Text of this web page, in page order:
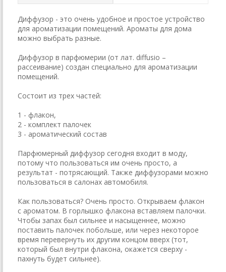
Диффузор - это очень удобное и простое устройство
для ароматизации помещений. Ароматы для дома
можно выбрать разные.
Диффузор в парфюмерии (от лат. diffusio –
рассеивание) создан специально для ароматизации
помещений.
Состоит из трех частей:
1 - флакон,
2 - комплект палочек
3 - ароматический состав
Парфюмерный диффузор сегодня входит в моду,
потому что пользоваться им очень просто, а
результат - потрясающий. Также диффузорами можно
пользоваться в салонах автомобиля.
Как пользоваться? Очень просто. Открываем флакон
с ароматом. В горлышко флакона вставляем палочки.
Чтобы запах был сильнее и насыщеннее, можно
поставить палочек побольше, или через некоторое
время перевернуть их другим концом вверх (тот,
который был внутри флакона, окажется сверху -
пахнуть будет сильнее).